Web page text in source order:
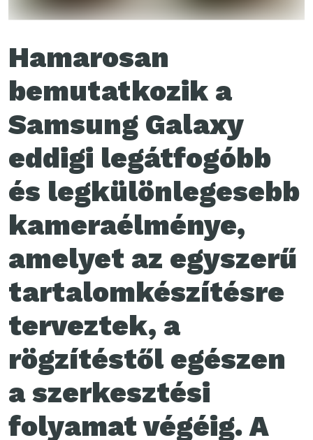
Hamarosan
bemutatkozik a
Samsung Galaxy
eddigi legátfogóbb
és legkülönlegesebb
kameraélménye,
amelyet az egyszerű
tartalomkészítésre
terveztek, a
rögzítéstől egészen
a szerkesztési
folyamat végéig. A